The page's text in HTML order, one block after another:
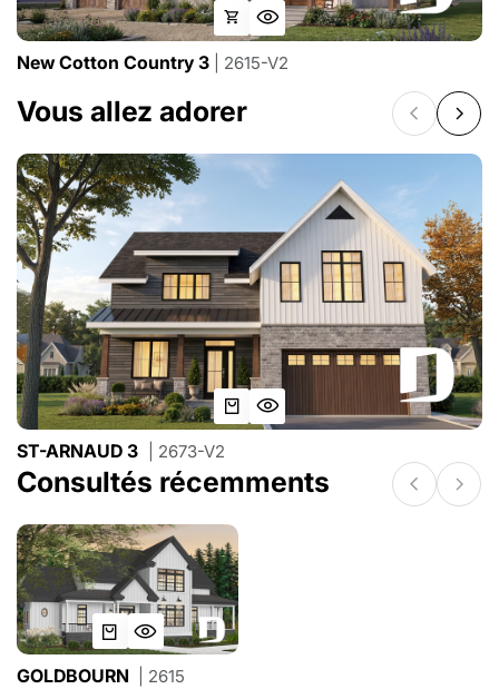
New Cotton Country 3 | 2615-V2
Vous allez adorer
ST-ARNAUD 3 | 2673-V2
Consultés récemments
GOLDBOURN | 2615